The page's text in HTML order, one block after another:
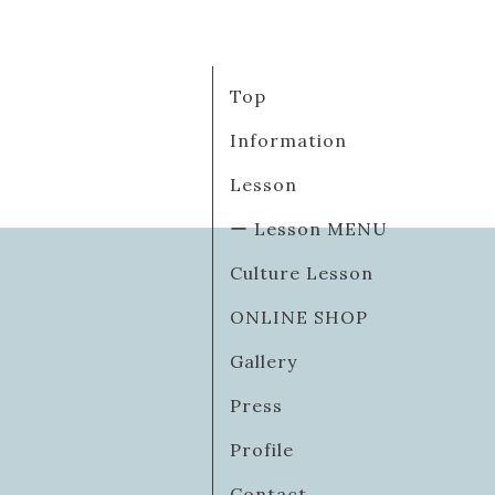
Top
Information
Lesson
ー Lesson MENU
Culture Lesson
ONLINE SHOP
Gallery
Press
Profile